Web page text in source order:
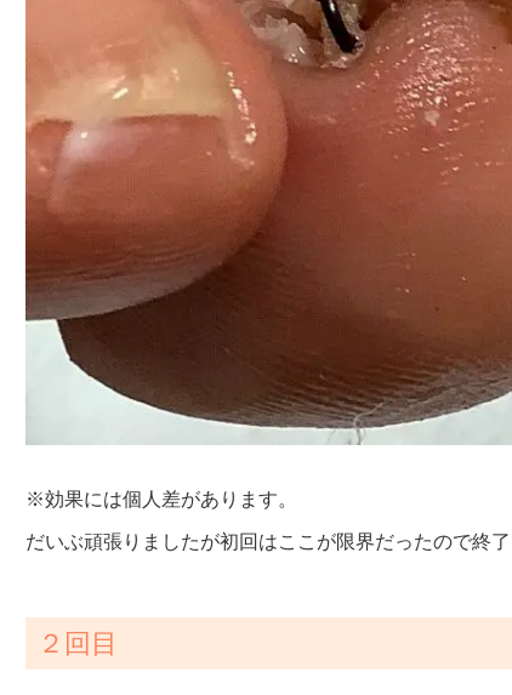
※効果には個人差があります。
だいぶ頑張りましたが初回はここが限界だったので終
２回目